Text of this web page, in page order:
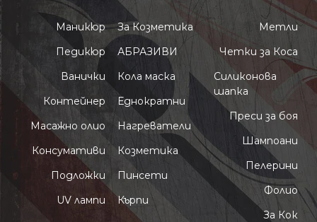
Маникюр
Педикюр
Ванички
Контейнер
Масажно олио
Консумативи
Подложки
UV лампи
За Козметика
АБРАЗИВИ
Кола маска
Еднократни
Нагреватели
Козметика
Пинсети
Кърпи
Метли
Четки за Коса
Силиконова
шапка
Преси за боя
Шампоани
Пелерини
Фолио
За Кок